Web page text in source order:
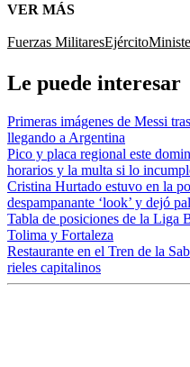
VER MÁS
Fuerzas MilitaresEjército
Le puede interesar
Primeras imágenes de Messi
llegando a Argentina
Pico y placa regional este
horarios y la multa si lo
Cristina Hurtado estuvo en la
despampanante ‘look’ y dejó
Tabla de posiciones de la Liga
Tolima y Fortaleza
Restaurante en el Tren de la
rieles capitalinos